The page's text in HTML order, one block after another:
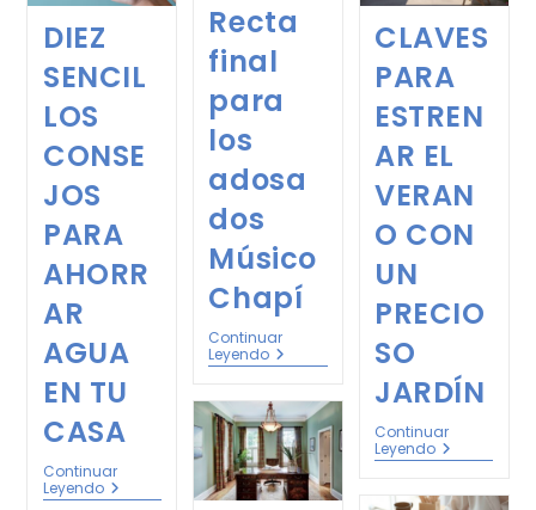
DIEZ
SENCIL
LOS
CONSE
JOS
PARA
AHORR
AR
AGUA
EN TU
CASA
Continuar
Leyendo
Recta
final
para
los
adosa
dos
Músico
Chapí
Continuar
Leyendo
CLAVES
PARA
ESTREN
AR EL
VERAN
O CON
UN
PRECIO
SO
JARDÍN
Continuar
Leyendo